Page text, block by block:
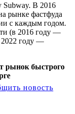
Subway. В 2016
рынке фастфуда
с каждым годом.
(в 2016 году —
2022 году —
новость